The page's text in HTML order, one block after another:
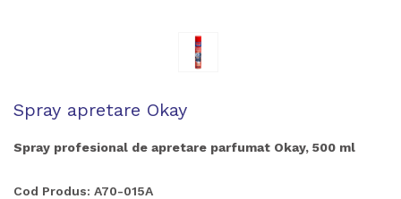
Spray apretare Okay
Spray profesional de apretare parfumat Okay, 500 ml
Cod Produs: A70-015A